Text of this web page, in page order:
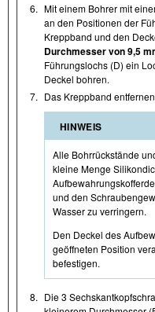
6. Mit einem Bohrer mit
an den Positionen der
Kreppband und den
Durchmesser von 9,5
Führungslochs (D) ein
Deckel bohren.
7. Das Kreppband
HINWEIS
Alle Bohrrückstände
kleine Menge
und den
Wasser zu verringern.
Den Deckel des
geöffneten Position
befestigen.
8. Die 3